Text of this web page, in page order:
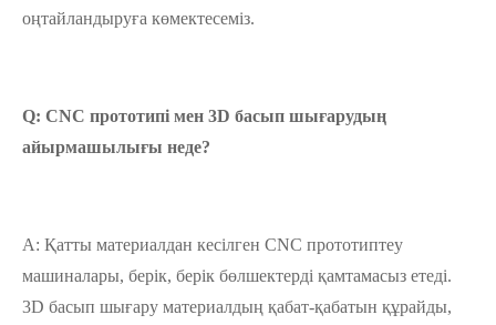
оңтайландыруға көмектесеміз.
Q: CNC прототипі мен 3D басып шығарудың
айырмашылығы неде?
A: Қатты материалдан кесілген CNC прототиптеу
машиналары, берік, берік бөлшектерді қамтамасыз етеді.
3D басып шығару материалдың қабат-қабатын құрайды,